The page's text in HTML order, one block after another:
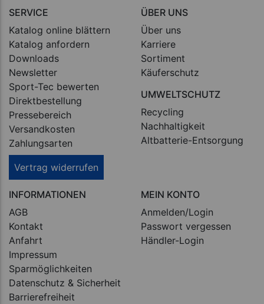
SERVICE
Katalog online blättern
Katalog anfordern
Downloads
Newsletter
Sport-Tec bewerten
Direktbestellung
Pressebereich
Versandkosten
Zahlungsarten
Vertrag widerrufen
ÜBER UNS
Über uns
Karriere
Sortiment
Käuferschutz
UMWELTSCHUTZ
Recycling
Nachhaltigkeit
Altbatterie-Entsorgung
INFORMATIONEN
AGB
Kontakt
Anfahrt
Impressum
Sparmöglichkeiten
Datenschutz & Sicherheit
Barrierefreiheit
MEIN KONTO
Anmelden/Login
Passwort vergessen
Händler-Login